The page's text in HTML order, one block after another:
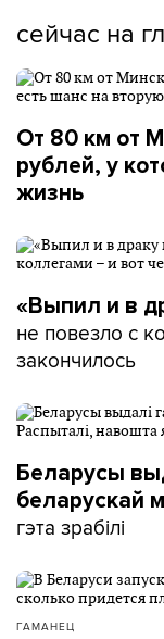
сейчас на
От 80 км от
рублей, у
жизнь
«Выпил и в
не повезло с
закончилось
Беларусы
беларускай
гэта зрабілі
ГАМАНЕЦ